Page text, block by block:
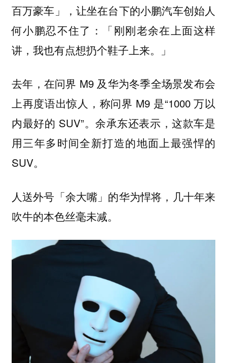
百万豪车」，让坐在台下的小鹏汽车创始人
何小鹏忍不住了：「刚刚老余在上面这样
讲，我也有点想扔个鞋子上来。」
去年，在问界 M9 及华为冬季全场景发布会
上再度语出惊人，称问界 M9 是“1000 万以
内最好的 SUV”。余承东还表示，这款车是
用三年多时间全新打造的地面上最强悍的
SUV。
人送外号「余大嘴」的华为悍将，几十年来
吹牛的本色丝毫未减。